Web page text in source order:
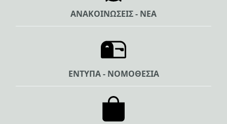
ΑΝΑΚΟΙΝΩΣΕΙΣ - ΝΕΑ
ΕΝΤΥΠΑ - ΝΟΜΟΘΕΣΙΑ